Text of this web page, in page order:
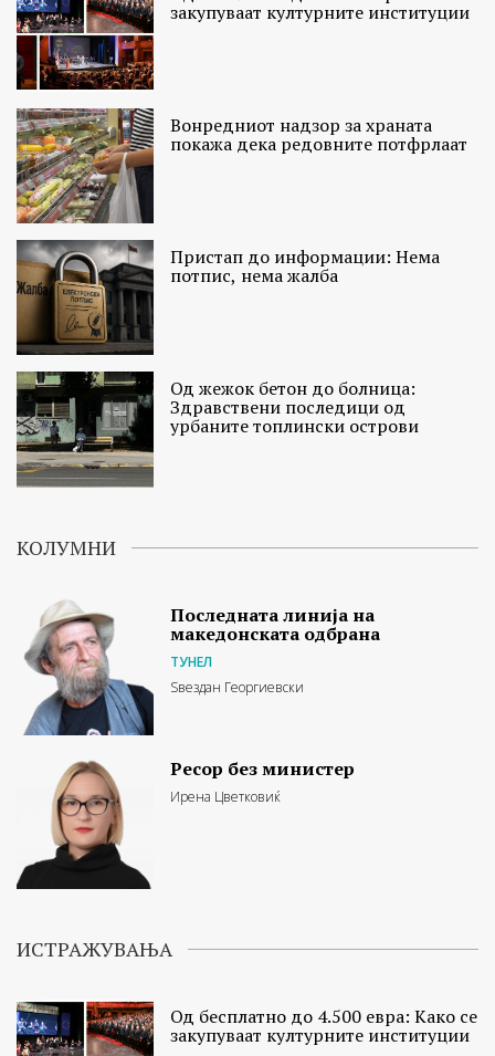
закупуваат културните институции
Вонредниот надзор за храната
покажа дека редовните потфрлаат
Пристап до информации: Нема
потпис, нема жалба
Од жежок бетон до болница:
Здравствени последици од
урбаните топлински острови
КОЛУМНИ
Последната линија на
македонската одбрана
ТУНЕЛ
Ѕвездан Георгиевски
Ресор без министер
Ирена Цветковиќ
ИСТРАЖУВАЊА
Од бесплатно до 4.500 евра: Како се
закупуваат културните институции